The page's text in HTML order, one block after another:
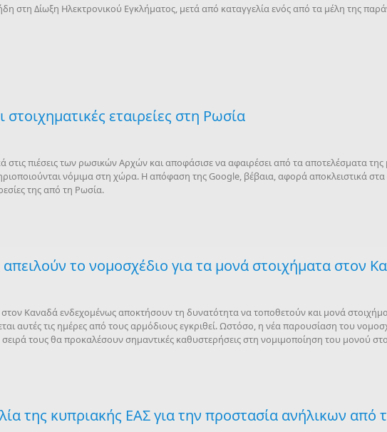
στη Δίωξη Ηλεκτρονικού Εγκλήματος, μετά από καταγγελία ενός από τα μέλη της
στοιχηματικές εταιρείες στη Ρωσία
στις πιέσεις των ρωσικών Αρχών και αποφάσισε να αφαιρέσει από τα αποτελέσματα της
νόμιμα στη χώρα. Η απόφαση της Google, βέβαια, αφορά αποκλειστικά
της από τη Ρωσία.
το νομοσχέδιο για τα μονά στοιχήματα στον
στον Καναδά ενδεχομένως αποκτήσουν τη δυνατότητα να τοποθετούν και μονά
αυτές τις ημέρες από τους αρμόδιους εγκριθεί. Ωστόσο, η νέα παρουσίαση του
τους θα προκαλέσουν σημαντικές καθυστερήσεις στη νομιμοποίηση του μονού
της κυπριακής ΕΑΣ για την προστασία ανήλικων από